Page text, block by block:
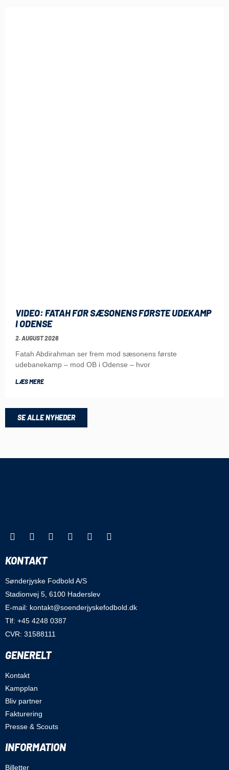
VIDEO: FATAH FØR SÆSONENS FØRSTE UDEKAMP
I ODENSE
2. AUGUST 2026
Fatah Abdirahman ser frem mod sæsonens første
udebanekamp – mod OB i Odense – hvor
LÆS MERE
SE ALLE NYHEDER
KONTAKT
Sønderjyske Fodbold A/S
Stadionvej 5, 6100 Haderslev
E-mail: kontakt@soenderjyskefodbold.dk
Tlf: +45 4248 0387
CVR: 31588111
GENERELT
Kontakt
Kampplan
Bliv partner
Fakturering
Presse & Scouts
INFORMATION
Billetter